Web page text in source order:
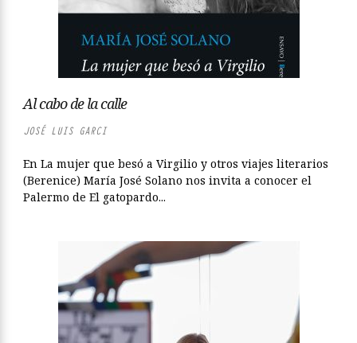
Al cabo de la calle
JOSÉ LUIS GARCI
En La mujer que besó a Virgilio y otros viajes literarios
(Berenice) María José Solano nos invita a conocer el
Palermo de El gatopardo...